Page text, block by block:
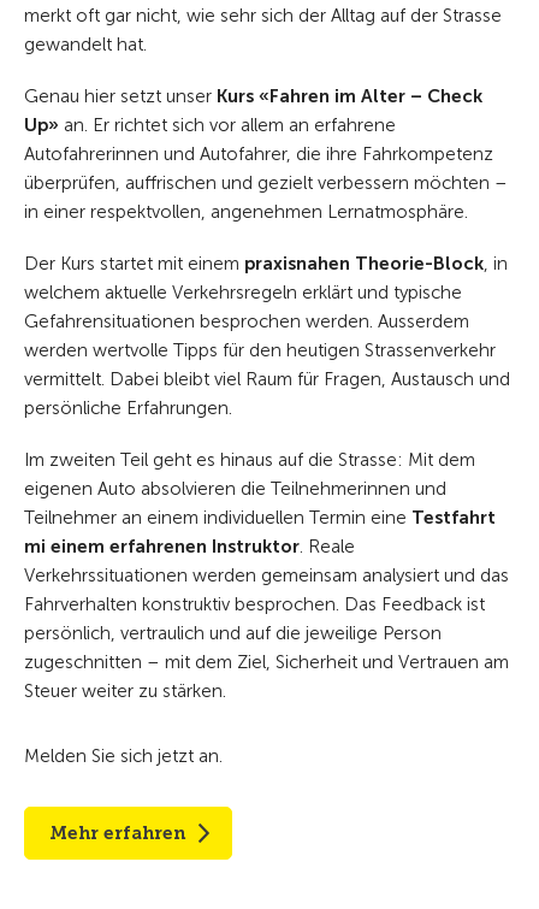
merkt oft gar nicht, wie sehr sich der Alltag auf der Strasse
gewandelt hat.
Genau hier setzt unser Kurs «Fahren im Alter – Check
Up» an. Er richtet sich vor allem an erfahrene
Autofahrerinnen und Autofahrer, die ihre Fahrkompetenz
überprüfen, auffrischen und gezielt verbessern möchten –
in einer respektvollen, angenehmen Lernatmosphäre.
Der Kurs startet mit einem praxisnahen Theorie-Block, in
welchem aktuelle Verkehrsregeln erklärt und typische
Gefahrensituationen besprochen werden. Ausserdem
werden wertvolle Tipps für den heutigen Strassenverkehr
vermittelt. Dabei bleibt viel Raum für Fragen, Austausch und
persönliche Erfahrungen.
Im zweiten Teil geht es hinaus auf die Strasse: Mit dem
eigenen Auto absolvieren die Teilnehmerinnen und
Teilnehmer an einem individuellen Termin eine Testfahrt
mi einem erfahrenen Instruktor. Reale
Verkehrssituationen werden gemeinsam analysiert und das
Fahrverhalten konstruktiv besprochen. Das Feedback ist
persönlich, vertraulich und auf die jeweilige Person
zugeschnitten – mit dem Ziel, Sicherheit und Vertrauen am
Steuer weiter zu stärken.
Melden Sie sich jetzt an.
Mehr erfahren